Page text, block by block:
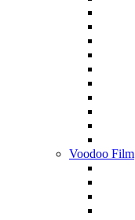
Voodoo Film